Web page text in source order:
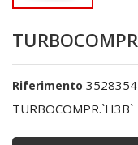
Riferimento 3528354
TURBOCOMPR.`H3B`